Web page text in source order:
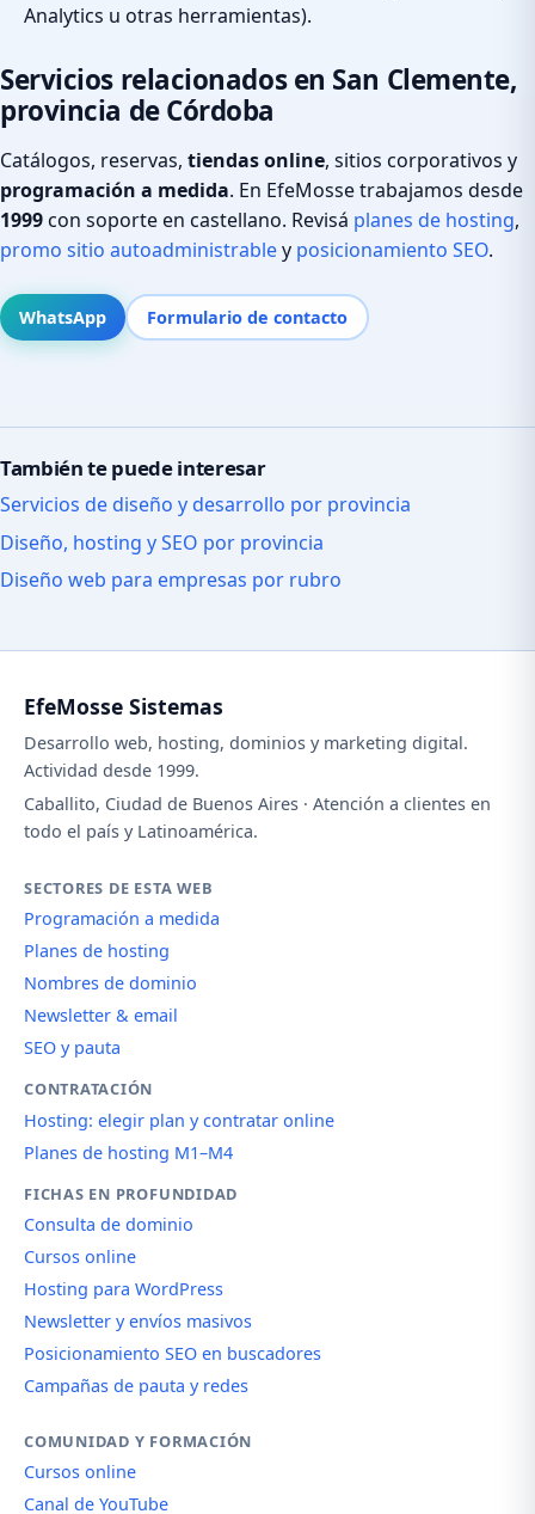
Analytics u otras herramientas).
Servicios relacionados en San Clemente,
provincia de Córdoba
Catálogos, reservas, tiendas online, sitios corporativos y
programación a medida. En EfeMosse trabajamos desde
1999con soporte en castellano. Revisá planes de hosting,
promo sitio autoadministrabley posicionamiento SEO.
WhatsApp Formulario de contacto
También te puede interesar
Servicios de diseño y desarrollo por provincia
Diseño, hosting y SEO por provincia
Diseño web para empresas por rubro
EfeMosse Sistemas
Desarrollo web, hosting, dominios y marketing digital.
Actividad desde 1999.
Caballito, Ciudad de Buenos Aires · Atención a clientes en
todo el país y Latinoamérica.
SECTORES DE ESTA WEB
Programación a medida
Planes de hosting
Nombres de dominio
Newsletter & email
SEO y pauta
CONTRATACIÓN
Hosting: elegir plan y contratar online
Planes de hosting M1–M4
FICHAS EN PROFUNDIDAD
Consulta de dominio
Cursos online
Hosting para WordPress
Newsletter y envíos masivos
Posicionamiento SEO en buscadores
Campañas de pauta y redes
COMUNIDAD Y FORMACIÓN
Cursos online
Canal de YouTube